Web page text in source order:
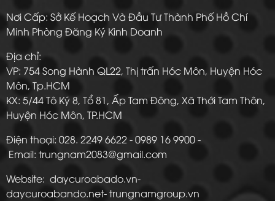
Nơi Cấp: Sở Kế Hoạch Và Đầu Tư Thành Phố Hồ Chí
Minh Phòng Đăng Ký Kinh Doanh
Địa chỉ:
VP: 754 Song Hành QL22, Thị trấn Hóc Môn, Huyện Hóc
Môn, Tp.HCM
KX: 5/44 Tô Ký 8, Tổ 81, Ấp Tam Đông, Xã Thới Tam Thôn,
Huyện Hóc Môn, TP.HCM
Điện thoại: 028. 2249 6622 - 0989 16 9900 -
Email: trungnam2083@gmail.com
Website: daycuroabado.vn-
daycuroabando.net- trungnamgroup.vn